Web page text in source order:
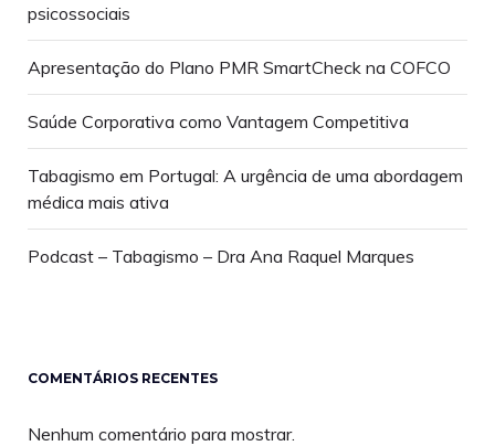
Deixar de Fumar
Medicina Geral e Familiar
saúde ocular
psicossociais
Apresentação do Plano PMR SmartCheck na COFCO
Saúde Corporativa como Vantagem Competitiva
Tabagismo em Portugal: A urgência de uma abordagem
médica mais ativa
Podcast – Tabagismo – Dra Ana Raquel Marques
COMENTÁRIOS RECENTES
Nenhum comentário para mostrar.